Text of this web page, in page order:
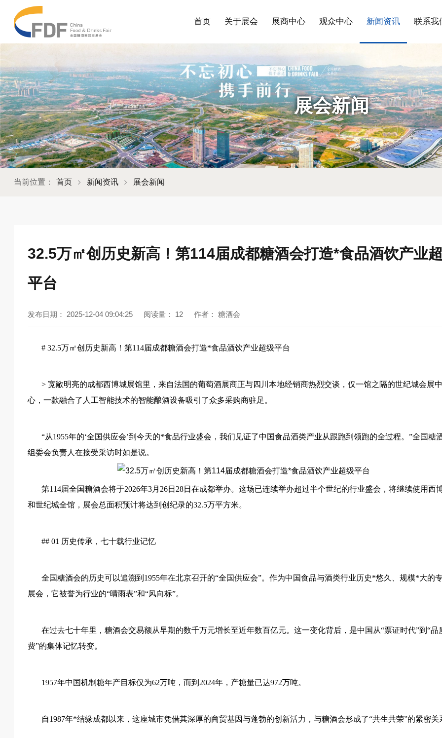
首页 关于展会 展商中心 观众中心 新闻资讯 联系我
展会新闻
当前位置： 首页 新闻资讯 展会新闻
32.5万㎡创历史新高！第114届成都糖酒会打造*食品酒饮产业
平台
发布日期： 2025-12-04 09:04:25 阅读量： 12 作者： 糖酒会
# 32.5万㎡创历史新高！第114届成都糖酒会打造*食品酒饮产业超级平台
> 宽敞明亮的成都西博城展馆里，来自法国的葡萄酒展商正与四川本地经销商热烈交谈，仅一馆之隔的世纪城会展中
心，一款融合了人工智能技术的智能酿酒设备吸引了众多采购商驻足。
“从1955年的‘全国供应会’到今天的*食品行业盛会，我们见证了中国食品酒类产业从跟跑到领跑的全过程。”全国糖
组委会负责人在接受采访时如是说。
第114届全国糖酒会将于2026年3月26日28日在成都举办。这场已连续举办超过半个世纪的行业盛会，将继续使用西
和世纪城全馆，展会总面积预计将达到创纪录的32.5万平方米。
## 01 历史传承，七十载行业记忆
全国糖酒会的历史可以追溯到 1955年在北京召开的“全国供应会”。作为中国食品与酒类行业历史*悠久、规模*大的
展会，它被誉为行业的“晴雨表”和“风向标”。
在过去七十年里，糖酒会交易额从早期的数千万元增长至近年数百亿元。这一变化背后，是中国从“票证时代”到“品
费”的集体记忆转变。
1957年中国机制糖年产目标仅为62万吨，而到2024年，产糖量已达972万吨。
自1987年*结缘成都以来，这座城市凭借其深厚的商贸基因与蓬勃的创新活力，与糖酒会形成了“共生共荣”的紧密关